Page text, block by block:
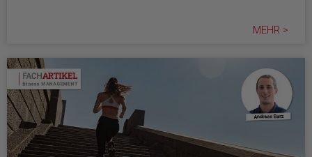
MEHR >